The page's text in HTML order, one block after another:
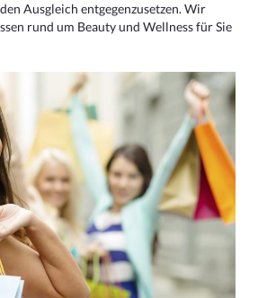
Ausgleich entgegenzusetzen. Wir
rund um Beauty und Wellness für Sie